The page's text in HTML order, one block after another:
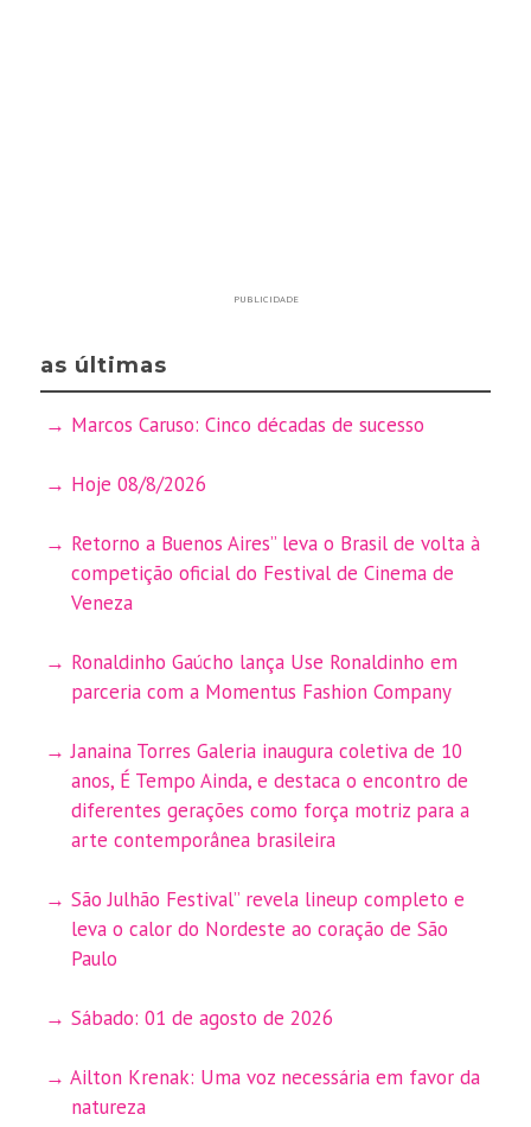
PUBLICIDADE
as últimas
Marcos Caruso: Cinco décadas de sucesso
Hoje 08/8/2026
Retorno a Buenos Aires” leva o Brasil de volta à
competição oficial do Festival de Cinema de
Veneza
Ronaldinho Gaúcho lança Use Ronaldinho em
parceria com a Momentus Fashion Company
Janaina Torres Galeria inaugura coletiva de 10
anos, É Tempo Ainda, e destaca o encontro de
diferentes gerações como força motriz para a
arte contemporânea brasileira
São Julhão Festival” revela lineup completo e
leva o calor do Nordeste ao coração de São
Paulo
Sábado: 01 de agosto de 2026
Ailton Krenak: Uma voz necessária em favor da
natureza